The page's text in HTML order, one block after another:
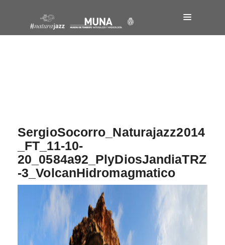
SergioSocorro_Naturajazz2014
_FT_11-10-
20_0584a92_PlyDiosJandiaTRZ
-3_VolcanHidromagmatico